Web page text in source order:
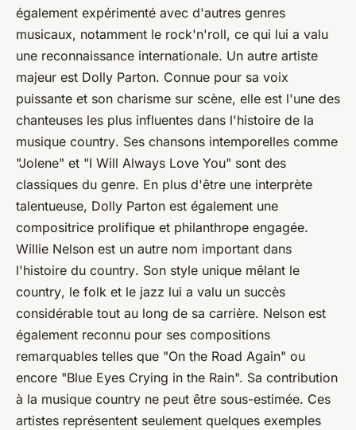
également expérimenté avec d'autres genres
musicaux, notamment le rock'n'roll, ce qui lui a valu
une reconnaissance internationale. Un autre artiste
majeur est Dolly Parton. Connue pour sa voix
puissante et son charisme sur scène, elle est l'une des
chanteuses les plus influentes dans l'histoire de la
musique country. Ses chansons intemporelles comme
"Jolene" et "I Will Always Love You" sont des
classiques du genre. En plus d'être une interprète
talentueuse, Dolly Parton est également une
compositrice prolifique et philanthrope engagée.
Willie Nelson est un autre nom important dans
l'histoire du country. Son style unique mêlant le
country, le folk et le jazz lui a valu un succès
considérable tout au long de sa carrière. Nelson est
également reconnu pour ses compositions
remarquables telles que "On the Road Again" ou
encore "Blue Eyes Crying in the Rain". Sa contribution
à la musique country ne peut être sous-estimée. Ces
artistes représentent seulement quelques exemples